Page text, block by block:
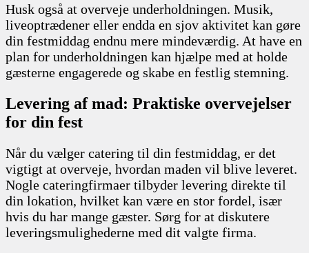
Husk også at overveje underholdningen. Musik,
liveoptrædener eller endda en sjov aktivitet kan gøre
din festmiddag endnu mere mindeværdig. At have en
plan for underholdningen kan hjælpe med at holde
gæsterne engagerede og skabe en festlig stemning.
Levering af mad: Praktiske overvejelser
for din fest
Når du vælger catering til din festmiddag, er det
vigtigt at overveje, hvordan maden vil blive leveret.
Nogle cateringfirmaer tilbyder levering direkte til
din lokation, hvilket kan være en stor fordel, især
hvis du har mange gæster. Sørg for at diskutere
leveringsmulighederne med dit valgte firma.